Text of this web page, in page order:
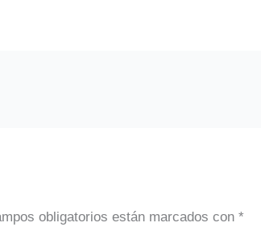
obligatorios están marcados con *